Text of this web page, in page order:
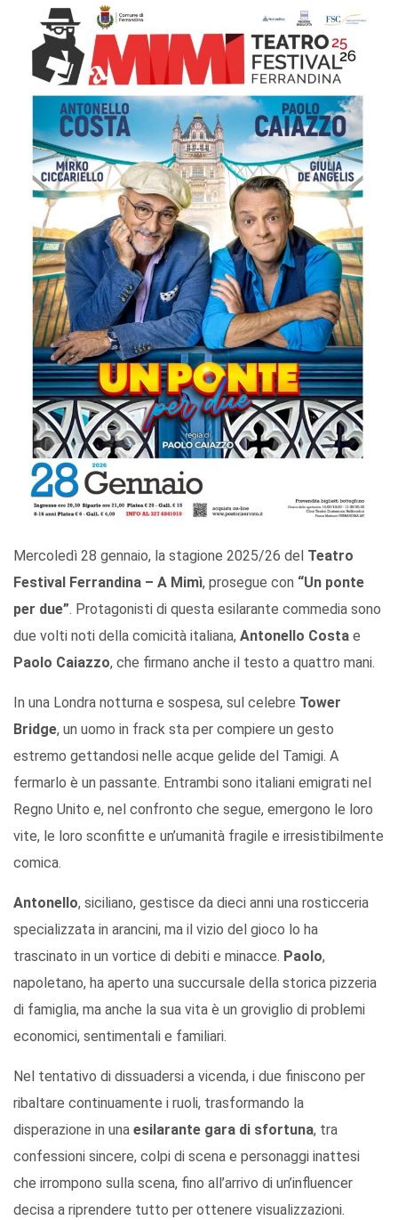
Mercoledì 28 gennaio, la stagione 2025/26 del Teatro
Festival Ferrandina – A Mimì, prosegue con “Un ponte
per due”. Protagonisti di questa esilarante commedia sono
due volti noti della comicità italiana, Antonello Costa e
Paolo Caiazzo, che firmano anche il testo a quattro mani.
In una Londra notturna e sospesa, sul celebre Tower
Bridge, un uomo in frack sta per compiere un gesto
estremo gettandosi nelle acque gelide del Tamigi. A
fermarlo è un passante. Entrambi sono italiani emigrati nel
Regno Unito e, nel confronto che segue, emergono le loro
vite, le loro sconfitte e un’umanità fragile e irresistibilmente
comica.
Antonello, siciliano, gestisce da dieci anni una rosticceria
specializzata in arancini, ma il vizio del gioco lo ha
trascinato in un vortice di debiti e minacce. Paolo,
napoletano, ha aperto una succursale della storica pizzeria
di famiglia, ma anche la sua vita è un groviglio di problemi
economici, sentimentali e familiari.
Nel tentativo di dissuadersi a vicenda, i due finiscono per
ribaltare continuamente i ruoli, trasformando la
disperazione in una esilarante gara di sfortuna, tra
confessioni sincere, colpi di scena e personaggi inattesi
che irrompono sulla scena, fino all’arrivo di un’influencer
decisa a riprendere tutto per ottenere visualizzazioni.